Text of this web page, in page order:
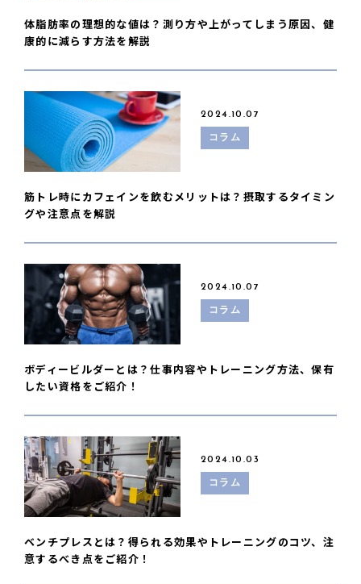
体脂肪率の理想的な値は？測り方や上がってしまう原因、健
康的に減らす方法を解説
2024.10.07
コラム
筋トレ時にカフェインを飲むメリットは？摂取するタイミン
グや注意点を解説
2024.10.07
コラム
ボディービルダーとは？仕事内容やトレーニング方法、保有
したい資格をご紹介！
2024.10.03
コラム
ベンチプレスとは？得られる効果やトレーニングのコツ、注
意するべき点をご紹介！